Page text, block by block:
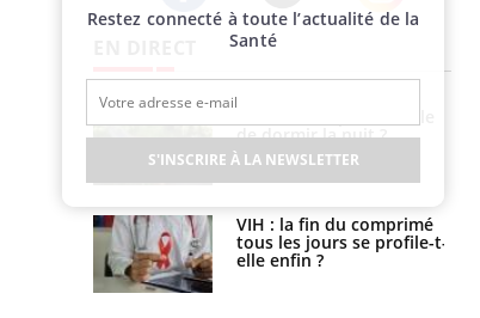
Facebook Twitter Instagram
de dormir la nuit ?
VIH : la fin du comprimé
tous les jours se profile-t-
elle enfin ?
Restez connecté à toute l’actualité de la
Santé
S'INSCRIRE À LA NEWSLETTER